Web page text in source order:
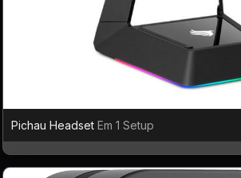
Pichau Headset Em 1 Setup